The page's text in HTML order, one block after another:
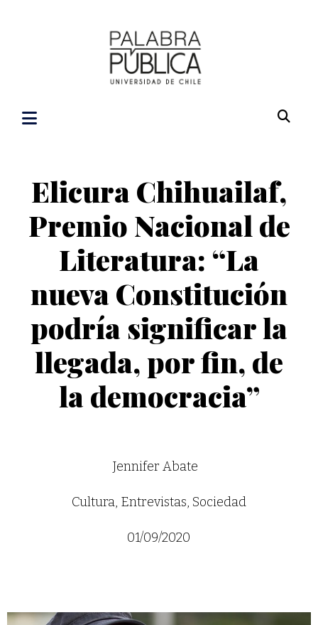
Elicura Chihuailaf,
Premio Nacional de
Literatura: “La
nueva Constitución
podría significar la
llegada, por fin, de
la democracia”
Jennifer Abate
Cultura, Entrevistas, Sociedad
01/09/2020